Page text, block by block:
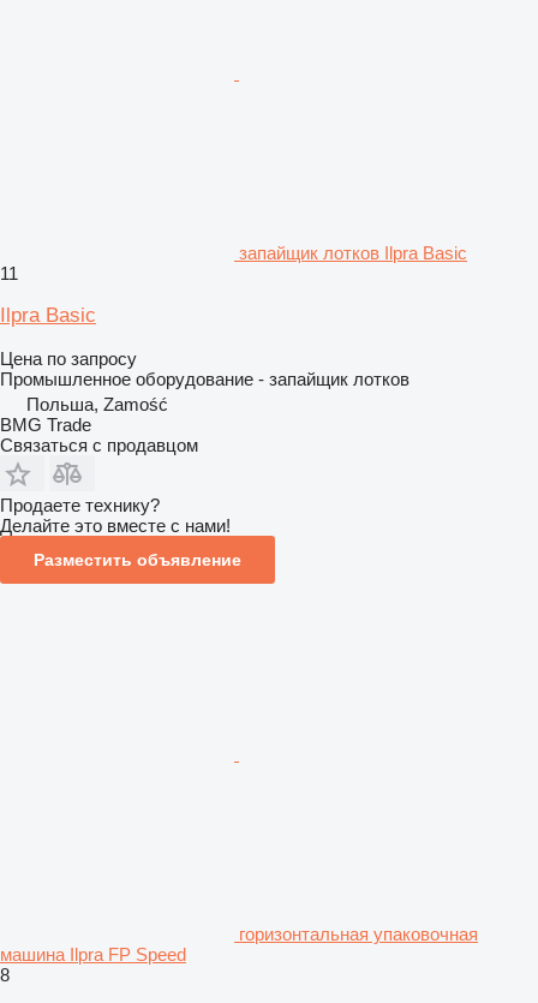
запайщик лотков Ilpra Basic
11
Ilpra Basic
Цена по запросу
Промышленное оборудование - запайщик лотков
Польша, Zamość
BMG Trade
Связаться с продавцом
Продаете технику?
Делайте это вместе с нами!
Разместить объявление
горизонтальная упаковочная
машина Ilpra FP Speed
8